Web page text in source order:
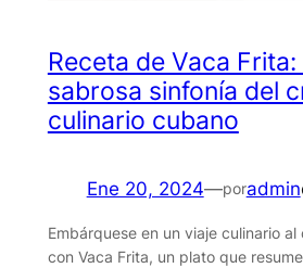
Receta de Vaca Frita:
sabrosa sinfonía del
culinario cubano
Ene 20, 2024—poradmin
Embárquese en un viaje culinario
con Vaca Frita, un plato que